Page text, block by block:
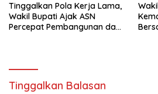
Tinggalkan Pola Kerja Lama,
Wakil Bupati Ajak ASN
Percepat Pembangunan dan
Tinggalkan Balasan